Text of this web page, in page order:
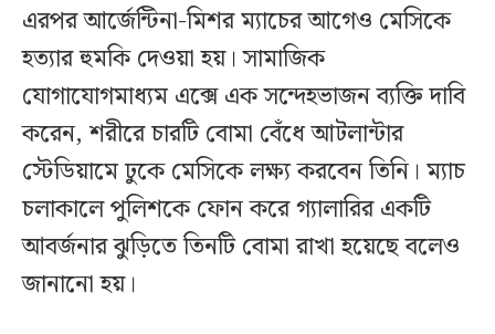
এরপর আর্জেন্টিনা-মিশর ম্যাচের আগেও মেসিকে
হত্যার হুমকি দেওয়া হয়। সামাজিক
যোগাযোগমাধ্যম এক্সে এক সন্দেহভাজন ব্যক্তি দাবি
করেন, শরীরে চারটি বোমা বেঁধে আটলান্টার
স্টেডিয়ামে ঢুকে মেসিকে লক্ষ্য করবেন তিনি। ম্যাচ
চলাকালে পুলিশকে ফোন করে গ্যালারির একটি
আবর্জনার ঝুড়িতে তিনটি বোমা রাখা হয়েছে বলেও
জানানো হয়।